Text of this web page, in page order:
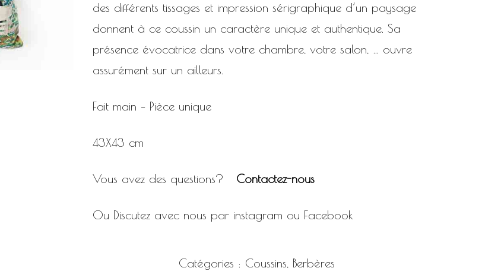
des différents tissages et impression sérigraphique d’un paysage
donnent à ce coussin un caractère unique et authentique. Sa
présence évocatrice dans votre chambre, votre salon, … ouvre
assurément sur un ailleurs.
Fait main – Pièce unique
43X43 cm
Vous avez des questions? Contactez-nous
Ou Discutez avec nous par instagram ou Facebook
Catégories : Coussins, Berbères